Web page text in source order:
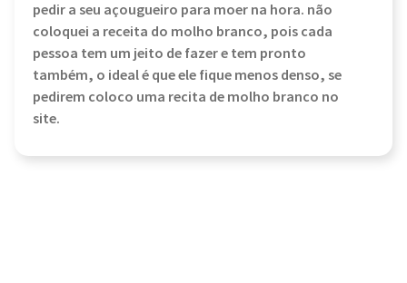
pedir a seu açougueiro para moer na hora. não
coloquei a receita do molho branco, pois cada
pessoa tem um jeito de fazer e tem pronto
também, o ideal é que ele fique menos denso, se
pedirem coloco uma recita de molho branco no
site.